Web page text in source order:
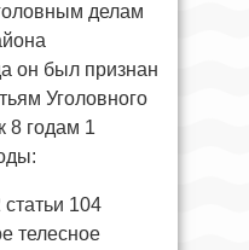
делам
он был признан
Уголовного
8 годам 1
104
телесное